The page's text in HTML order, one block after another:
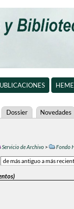
Dossier Novedades
Servicio de Archivo> Fondo